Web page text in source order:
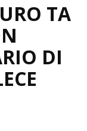
TA
DI